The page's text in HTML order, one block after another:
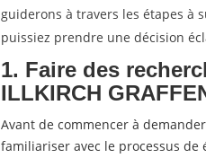
guiderons à travers les étapes à
puissiez prendre une décision
1. Faire des
ILLKIRCH
Avant de commencer à
familiariser avec le processus de